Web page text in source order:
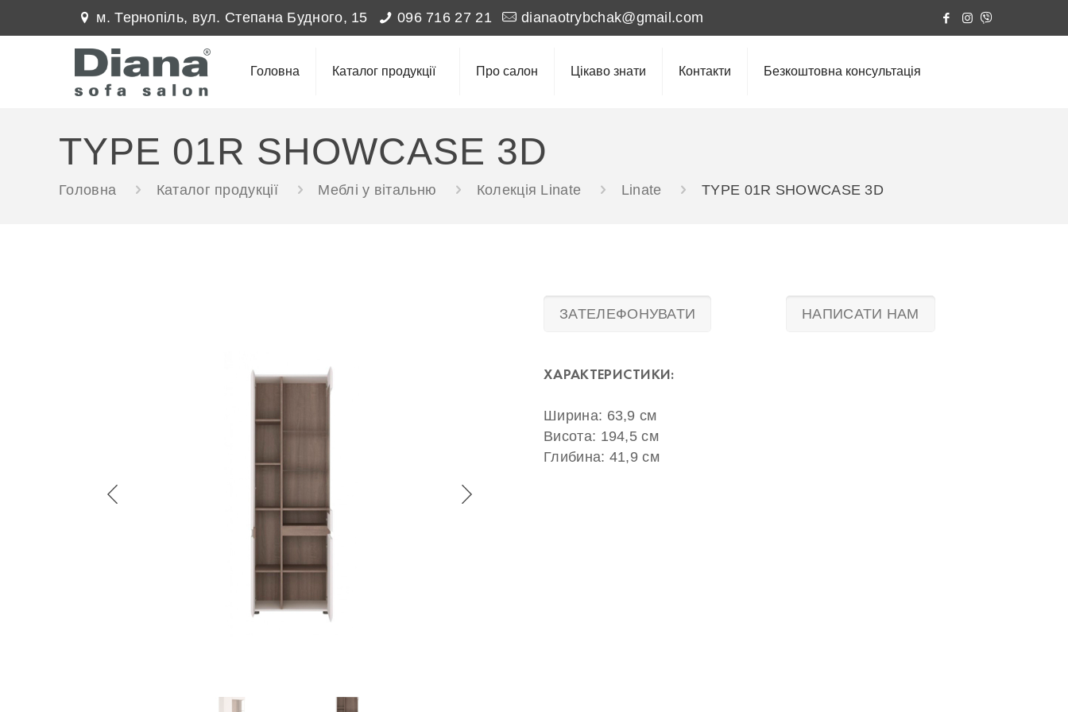
м. Тернопіль, вул. Степана Будного, 15 096 716 27 21 dianaotrybchak@gmail.com
Головна Каталог продукції Про салон Цікаво знати Контакти Безкоштовна консультація
TYPE 01R SHOWCASE 3D
Головна Каталог продукції Меблі у вітальню Колекція Linate Linate TYPE 01R SHOWCASE 3D
ЗАТЕЛЕФОНУВАТИ НАПИСАТИ НАМ
ХАРАКТЕРИСТИКИ:
Ширина: 63,9 см
Висота: 194,5 см
Глибина: 41,9 см